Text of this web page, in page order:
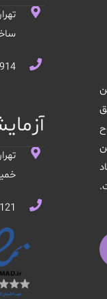
از نهاد
ساختمان 1026
خميني،